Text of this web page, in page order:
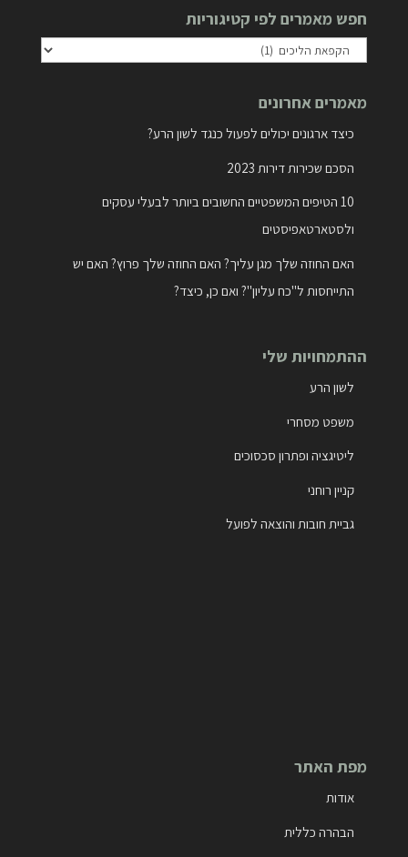
חפש מאמרים לפי קטיגוריות
חפש
לפי
קטיגוריות
מאמרים אחרונים
כיצד ארגונים יכולים לפעול כנגד לשון הרע?
הסכם שכירות דירות 2023
10 הטיפים המשפטיים החשובים ביותר לבעלי עסקים
ולסטארטאפיסטים
האם החוזה שלך מגן עליך? האם החוזה שלך פרוץ? האם יש
התייחסות ל"כח עליון"? ואם כן, כיצד?
ההתמחויות שלי
לשון הרע
משפט מסחרי
ליטיגציה ופתרון סכסוכים
קניין רוחני
גביית חובות והוצאה לפועל
מפת האתר
אודות
הבהרה כללית